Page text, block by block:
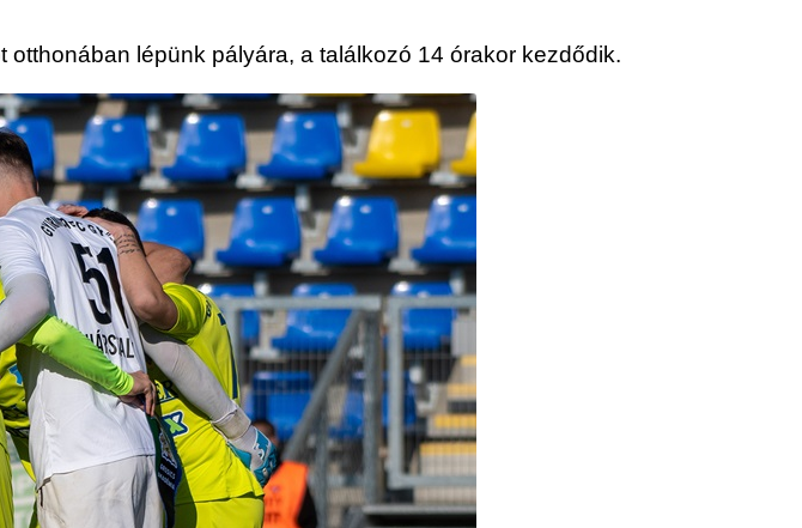
lépünk pályára, a találkozó 14 órakor kezdődik.